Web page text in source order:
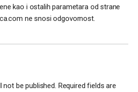
kao i ostalih parametara od strane
ne snosi odgovornost.
not be published. Required fields are